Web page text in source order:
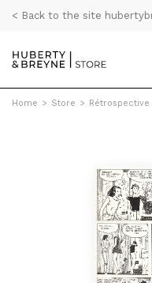
< Back to the site
Home > Store > Rétrospective